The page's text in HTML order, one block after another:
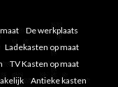
De werkplaats
Ladekasten op maat
TV Kasten op maat
Antieke kasten